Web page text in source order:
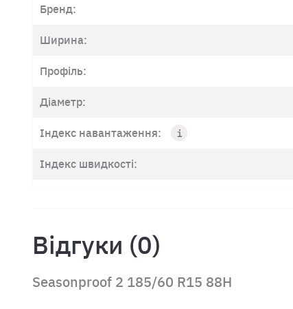
Бренд:
Ширина:
Профіль:
Діаметр:
Індекс навантаження:
Індекс швидкості:
Відгуки (0)
Seasonproof 2 185/60 R15 88H